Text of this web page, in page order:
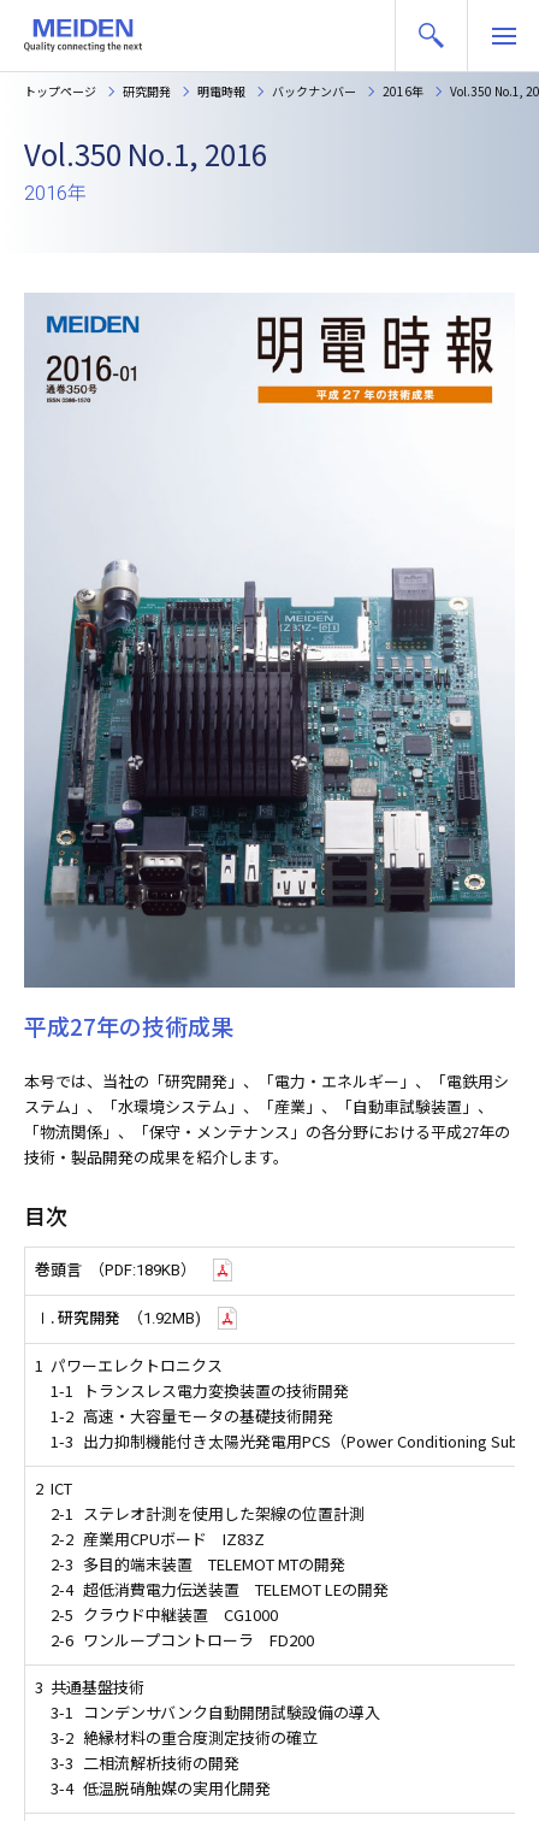
トップページ 研究開発 明電時報 バックナンバー 2016年 Vol.350 No.1,
Vol.350 No.1, 2016
2016年
平成27年の技術成果
本号では、当社の「研究開発」、「電力・エネルギー」、「電鉄用シ
ステム」、「水環境システム」、「産業」、「自動車試験装置」、
「物流関係」、「保守・メンテナンス」の各分野における平成27年の
技術・製品開発の成果を紹介します。
目次
巻頭言 （PDF:189KB）
Ⅰ. 研究開発 （1.92MB)
1 パワーエレクトロニクス
1-1
トランスレス電力変換装置の技術開発
1-2 高速・大容量モータの基礎技術開発
1-3 出力抑制機能付き太陽光発電用PCS（Power Conditioning
2 ICT
2-1
ステレオ計測を使用した架線の位置計測
2-2 産業用CPUボード IZ83Z
2-3 多目的端末装置 TELEMOT MTの開発
2-4 超低消費電力伝送装置 TELEMOT LEの開発
2-5 クラウド中継装置 CG1000
2-6 ワンループコントローラ FD200
3 共通基盤技術
3-1
コンデンサバンク自動開閉試験設備の導入
3-2 絶縁材料の重合度測定技術の確立
3-3 二相流解析技術の開発
3-4 低温脱硝触媒の実用化開発